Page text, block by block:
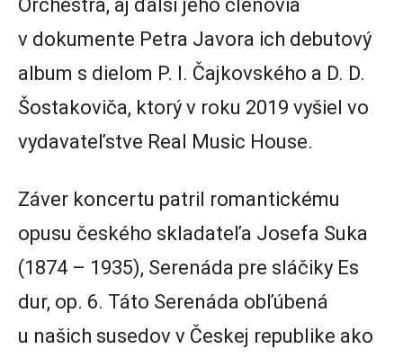
Orchestra, aj ďalší jeho členovia
v dokumente Petra Javora ich debutový
album s dielom P. I. Čajkovského a D. D.
Šostakoviča, ktorý v roku 2019 vyšiel vo
vydavateľstve Real Music House.
Záver koncertu patril romantickému
opusu českého skladateľa Josefa Suka
(1874 – 1935), Serenáda pre sláčiky Es
dur, op. 6. Táto Serenáda obľúbená
u našich susedov v Českej republike ako